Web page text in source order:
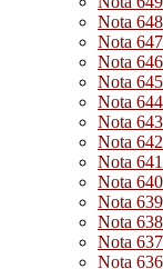
Nota
Nota
Nota
Nota
Nota
Nota
Nota
Nota
Nota
Nota
Nota
Nota
Nota